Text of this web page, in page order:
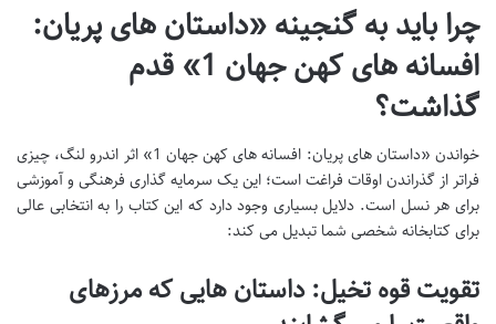
چرا باید به گنجینه «داستان های پریان:
افسانه های کهن جهان 1» قدم
گذاشت؟
خواندن «داستان های پریان: افسانه های کهن جهان 1» اثر اندرو لنگ، چیزی
فراتر از گذراندن اوقات فراغت است؛ این یک سرمایه گذاری فرهنگی و آموزشی
برای هر نسل است. دلایل بسیاری وجود دارد که این کتاب را به انتخابی عالی
برای کتابخانه شخصی شما تبدیل می کند:
تقویت قوه تخیل: داستان هایی که مرزهای